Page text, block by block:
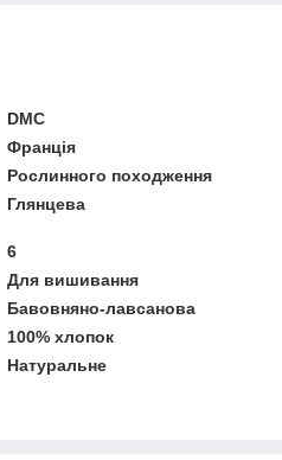
DMC
Франція
Рослинного походження
Глянцева
6
Для вишивання
Бавовняно-лавсанова
100% хлопок
Натуральне